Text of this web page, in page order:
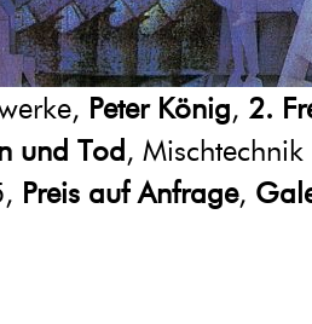
Peter König, 2.
und Tod ,
Preis auf Anfrage,